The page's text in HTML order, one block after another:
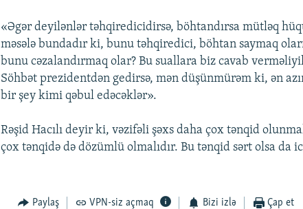
«Əgər deyilənlər təhqiredicidirsə, böhtandırsa mütləq
məsələ bundadır ki, bunu təhqiredici, böhtan saymaq
bunu cəzalandırmaq olar? Bu suallara biz cavab
Söhbət prezidentdən gedirsə, mən düşünmürəm ki, ən
bir şey kimi qəbul edəcəklər».
Rəşid Hacılı deyir ki, vəzifəli şəxs daha çox tənqid
çox tənqidə də dözümlü olmalıdır. Bu tənqid sərt olsa
Paylaş VPN-siz açmaq Bizi izlə Çap et